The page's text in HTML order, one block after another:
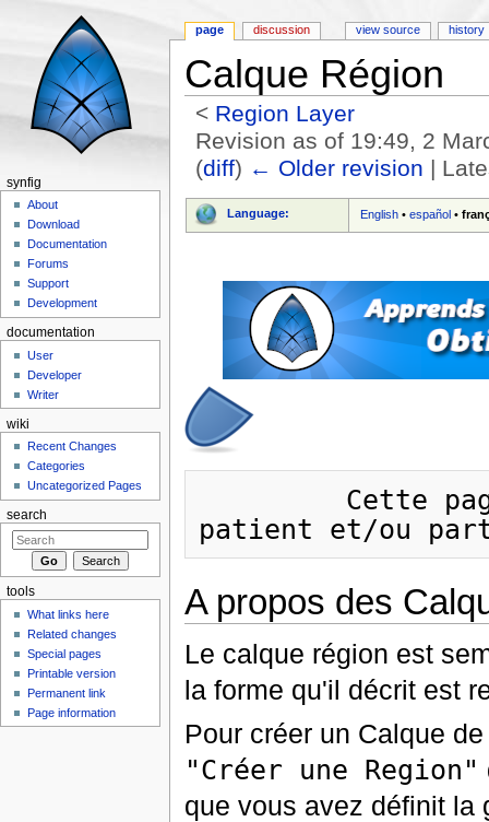
Calque Région
< Region Layer
Revision as of 19:49, 2
(diff) ← Older revision |
Language: English •español •
A propos des
Le calque région est
la forme qu'il décrit est
Pour créer un Calque
"Créer une Region"
que vous avez définit la
page discussion view source history
synfig
About
Download
Documentation
Forums
Support
Development
documentation
User
Developer
Writer
wiki
Recent Changes
Categories
Uncategorized Pages
search
tools
What links here
Related changes
Special pages
Printable version
Permanent link
Page information